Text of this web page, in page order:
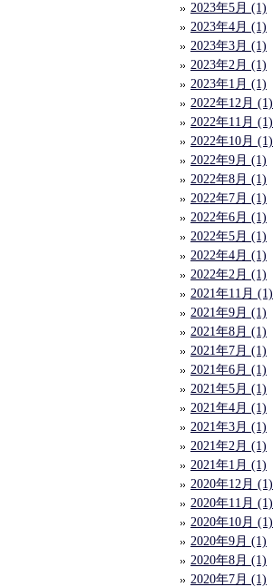
2023年5月 (1)
2023年4月 (1)
2023年3月 (1)
2023年2月 (1)
2023年1月 (1)
2022年12月 (1)
2022年11月 (1)
2022年10月 (1)
2022年9月 (1)
2022年8月 (1)
2022年7月 (1)
2022年6月 (1)
2022年5月 (1)
2022年4月 (1)
2022年2月 (1)
2021年11月 (1)
2021年9月 (1)
2021年8月 (1)
2021年7月 (1)
2021年6月 (1)
2021年5月 (1)
2021年4月 (1)
2021年3月 (1)
2021年2月 (1)
2021年1月 (1)
2020年12月 (1)
2020年11月 (1)
2020年10月 (1)
2020年9月 (1)
2020年8月 (1)
2020年7月 (1)